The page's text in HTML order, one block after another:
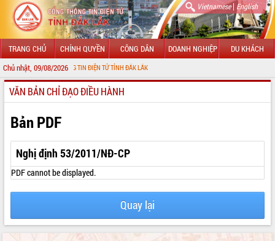
Vietnamese| English
TRANG CHỦ CHÍNH QUYỀN CÔNG DÂN DOANH NGHIỆP DU KHÁCH
Chủ nhật, 09/08/2026
CỔNG THÔNG TIN ĐIỆN TỬ TỈNH ĐẮK LẮK
GIỚI THIỆU
LÃNH ĐẠO UBND TỈNH
TIN TỨC SỰ KIỆN
SỞ, BAN, NGÀNH
UBND CÁC XÃ, PHƯỜNG
THÔNG TIN CHỈ ĐẠO ĐIỀU HÀNH
VĂN BẢN CHỈ ĐẠO ĐIỀU HÀNH
Bản PDF
Nghị định 53/2011/NĐ-CP
PDF cannot be displayed.
Quay lại